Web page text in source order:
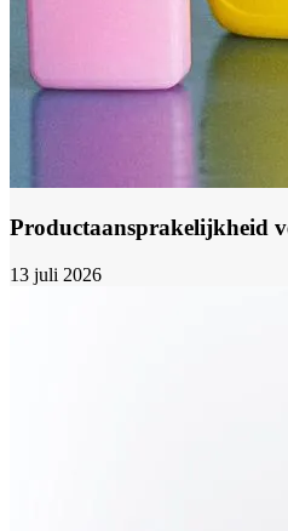
Productaansprakelijkheid
13 juli 2026